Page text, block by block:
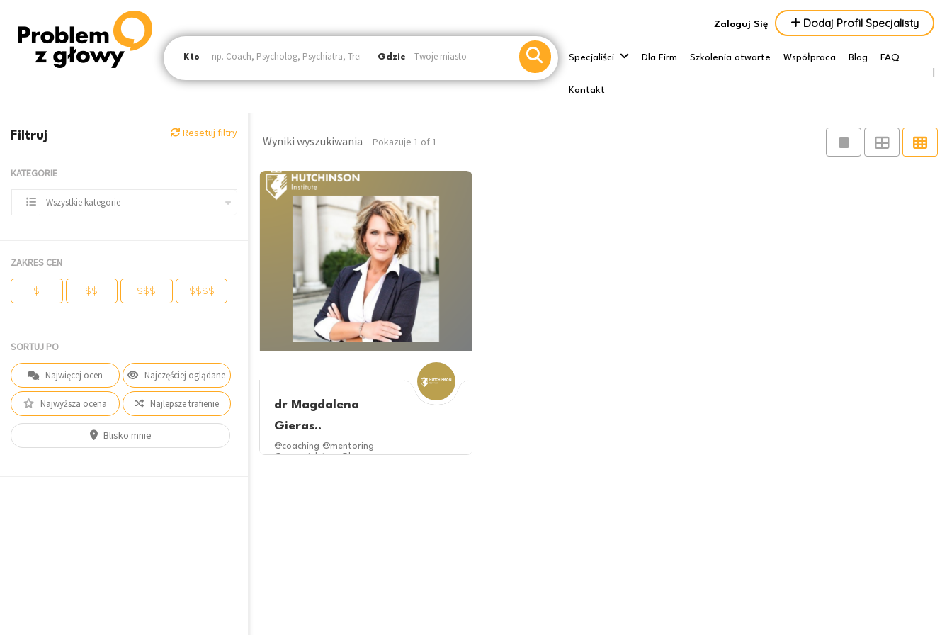
Kto Gdzie
Zaloguj Się Dodaj Profil Specjalisty
Specjaliści Dla Firm Szkolenia otwarte Współpraca Blog FAQ
Kontakt
Filtruj Resetuj filtry
KATEGORIE
Wszystkie kategorie
ZAKRES CEN
$ $$ $$$ $$$$
SORTUJ PO
Najwięcej ocen Najczęściej oglądane
Najwyższa ocena Najlepsze trafienie
Blisko mnie
Wyniki wyszukiwania Pokazuje 1 of 1
dr Magdalena
Gieras..
@coaching @mentoring
@przywództwo @hr